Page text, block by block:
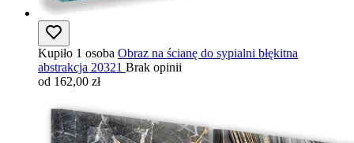
Kupiło 1 osoba Obraz na ścianę do sypialni błękitna
abstrakcja 20321 Brak opinii
od 162,00 zł